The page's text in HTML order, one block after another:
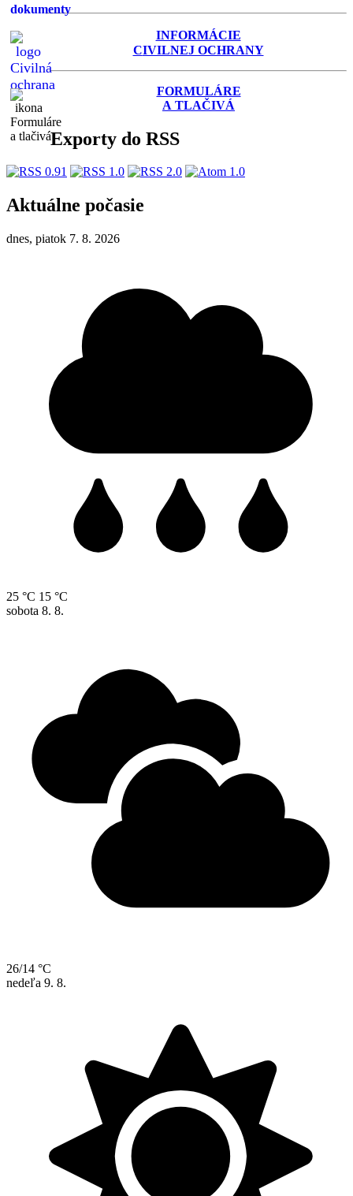
INFORMÁCIE
CIVILNEJ OCHRANY
FORMULÁRE
A TLAČIVÁ
Exporty do RSS
Aktuálne počasie
dnes, piatok 7. 8. 2026
25 °C 15 °C
sobota 8. 8.
26/14 °C
nedeľa 9. 8.